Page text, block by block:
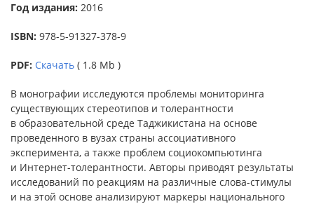
Год издания: 2016
ISBN: 978-5-91327-378-9
PDF: Скачать ( 1.8 Mb )
В монографии исследуются проблемы мониторинга
существующих стереотипов и толерантности
в образовательной среде Таджикистана на основе
проведенного в вузах страны ассоциативного
эксперимента, а также проблем социокомпьютинга
и Интернет-толерантности. Авторы приводят результаты
исследований по реакциям на различные слова-стимулы
и на этой основе анализируют маркеры национального